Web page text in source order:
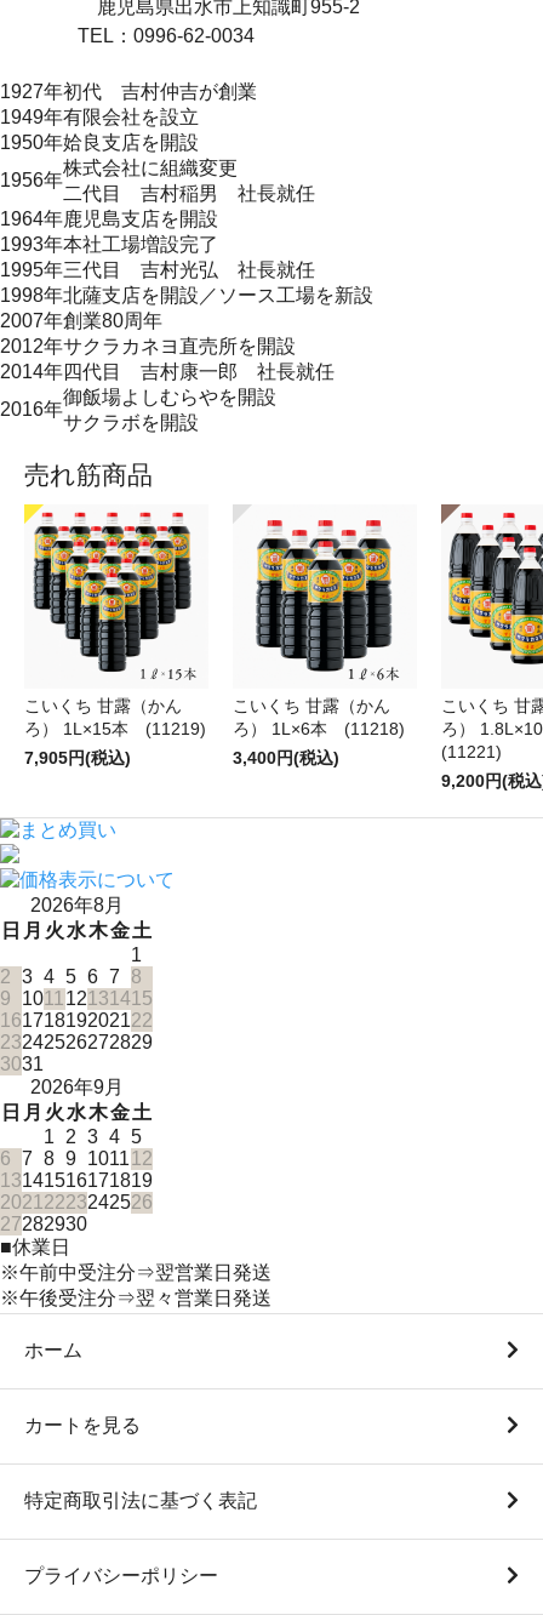
鹿児島県出水市上知識町955-2
TEL：0996-62-0034
1927年初代 吉村仲吉が創業
1949年有限会社を設立
1950年姶良支店を開設
1956年
株式会社に組織変更
二代目 吉村稲男 社長就任
1964年鹿児島支店を開設
1993年本社工場増設完了
1995年三代目 吉村光弘 社長就任
1998年北薩支店を開設／ソース工場を新設
2007年創業80周年
2012年サクラカネヨ直売所を開設
2014年四代目 吉村康一郎 社長就任
2016年
御飯場よしむらやを開設
サクラボを開設
売れ筋商品
こいくち 甘露（かん
ろ） 1L×15本 (11219)
7,905円(税込)
こいくち 甘露（かん
ろ） 1L×6本 (11218)
3,400円(税込)
こいくち 甘
ろ）
(11221)
9,200円(税
2026年8月
日 月 火水木金土
1
2 3 4 5 6 7
8
9
101112131415
16171819202122
23242526272829
3031
2026年9月
日 月 火水木金土
1 2 3 4 5
6
7 8 9 101112
13141516171819
20212223242526
27282930
■休業日
※午前中受注分⇒翌営業日発送
※午後受注分⇒翌々営業日発送
ホーム
カートを見る
特定商取引法に基づく表記
プライバシーポリシー